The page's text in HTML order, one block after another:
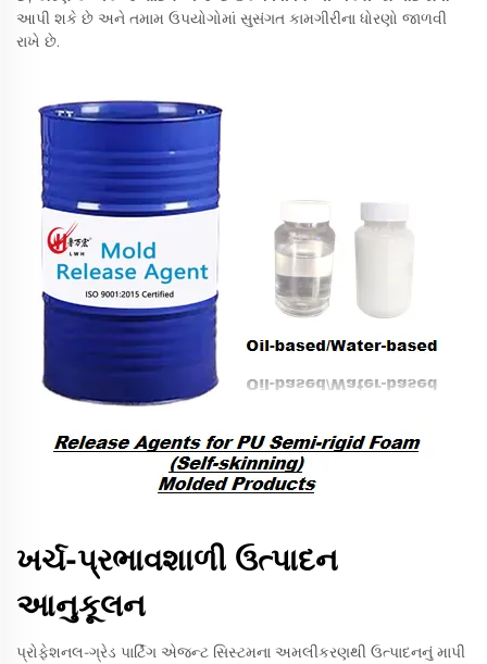
આપી શકે છે અને તમામ ઉપયોગોમાં સુસંગત કામગીરીના ધોરણો જાળવી
રાખે છે.
ખર્ચ-પ્રભાવશાળી ઉત્પાદન
આનુકૂલન
પ્રોફેશનલ-ગ્રેડ પાર્ટિંગ એજન્ટ સિસ્ટમના અમલીકરણથી ઉત્પાદનનું માપી